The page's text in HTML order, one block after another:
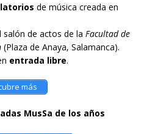
de música creada en
salón de actos de la Facultad de
(Plaza de Anaya, Salamanca).
entrada libre.
más
MusSa de los años